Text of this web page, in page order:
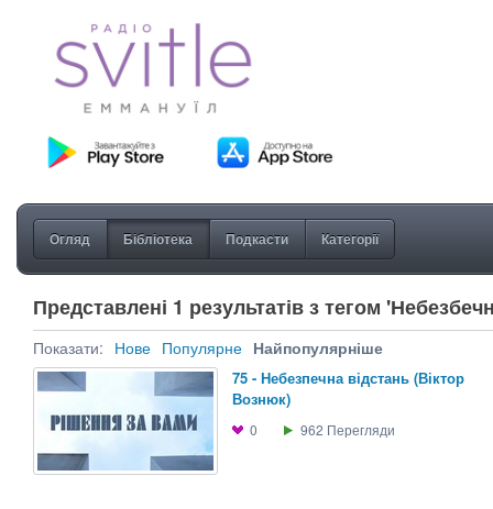
Огляд Бібліотека Подкасти Категорії
Представлені 1 результатів з тегом
Показати: Нове Популярне Найпопулярніше
75 - Небезпечна відстань (Віктор
Вознюк)
0 962 Перегляди